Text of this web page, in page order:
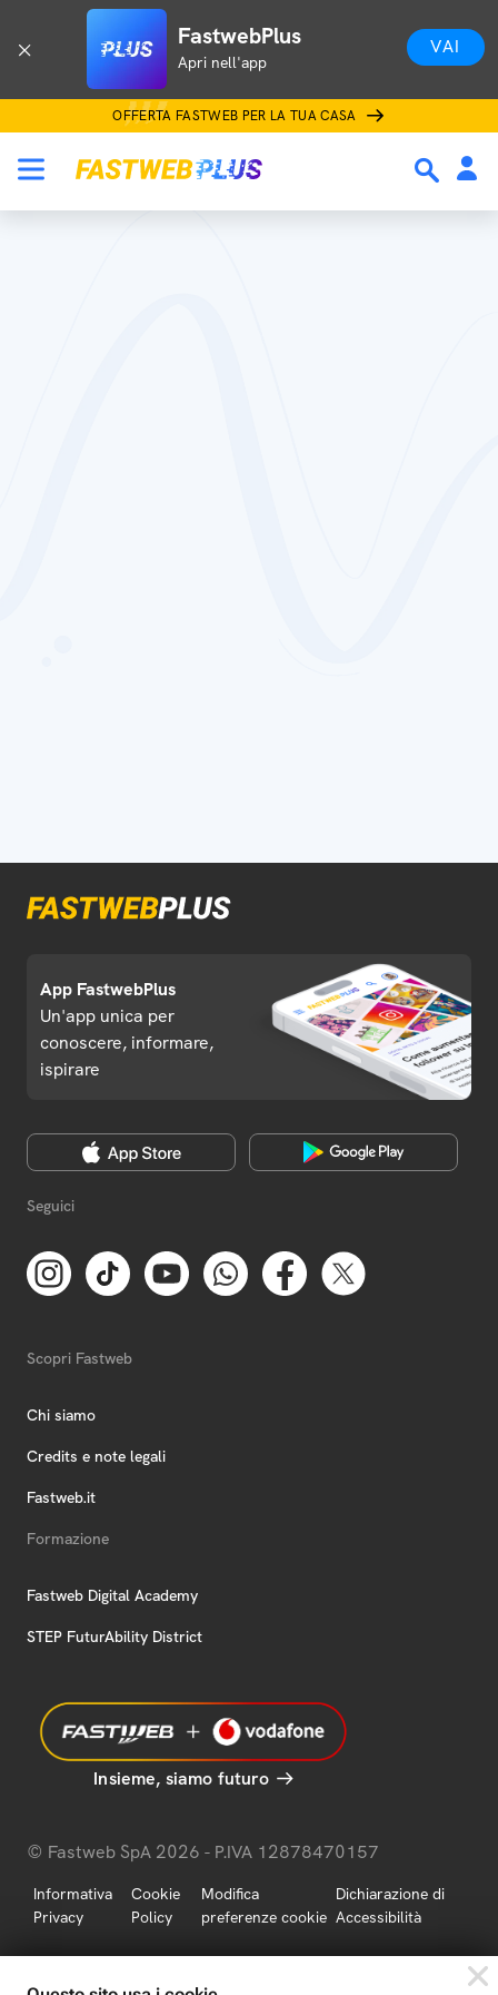
FastwebPlus
Apri nell'app
VAI
OFFERTA FASTWEB PER LA TUA CASA
App FastwebPlus
Un'app unica per
conoscere, informare,
ispirare
Seguici
Scopri Fastweb
Chi siamo
Credits e note legali
Fastweb.it
Formazione
Fastweb Digital Academy
STEP FuturAbility District
Insieme, siamo futuro
© Fastweb SpA 2026 - P.IVA 12878470157
Informativa
Privacy
Cookie
Policy
Modifica
preferenze cookie
Dichiarazione di
Accessibilità